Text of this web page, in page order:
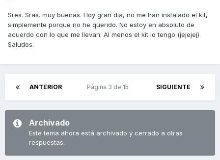
Sres. Sras. muy buenas. Hoy gran dia, no me han instalado el kit,
simplemente porque no he querido. No estoy en absoluto de
acuerdo con lo que me llevan. Al menos el kit lo tengo (jejejej).
Saludos.
ANTERIOR SIGUIENTE
Página 3 de 15
Archivado
Este tema ahora está archivado y cerrado a otras
respuestas.